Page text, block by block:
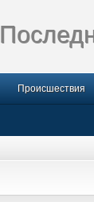
Происшествия